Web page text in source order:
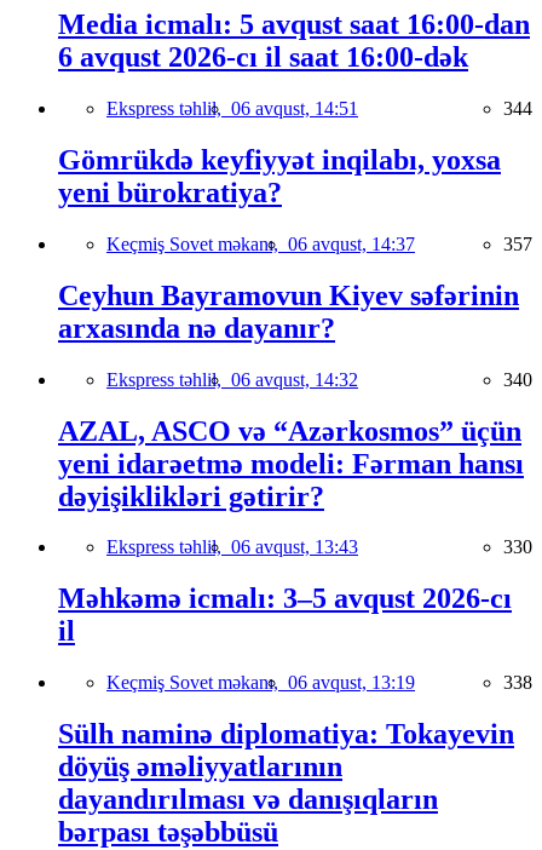
Media icmalı: 5 avqust saat 16:00-dan
6 avqust 2026-cı il saat 16:00-dək
Ekspress təhlil, 06 avqust, 14:51 344
Gömrükdə keyfiyyət inqilabı, yoxsa
yeni bürokratiya?
Keçmiş Sovet məkanı, 06 avqust, 14:37 357
Ceyhun Bayramovun Kiyev səfərinin
arxasında nə dayanır?
Ekspress təhlil, 06 avqust, 14:32 340
AZAL, ASCO və “Azərkosmos” üçün
yeni idarəetmə modeli: Fərman hansı
dəyişiklikləri gətirir?
Ekspress təhlil, 06 avqust, 13:43 330
Məhkəmə icmalı: 3–5 avqust 2026-cı
il
Keçmiş Sovet məkanı, 06 avqust, 13:19 338
Sülh naminə diplomatiya: Tokayevin
döyüş əməliyyatlarının
dayandırılması və danışıqların
bərpası təşəbbüsü